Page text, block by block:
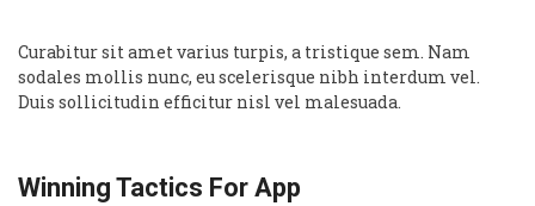
Curabitur sit amet varius turpis, a tristique sem. Nam
sodales mollis nunc, eu scelerisque nibh interdum vel.
Duis sollicitudin efficitur nisl vel malesuada.
Winning Tactics For App